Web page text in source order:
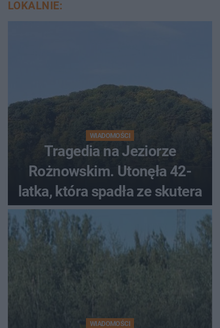
LOKALNIE:
WIADOMOŚCI
Tragedia na Jeziorze
Rożnowskim. Utonęła 42-
latka, która spadła ze skutera
WIADOMOŚCI